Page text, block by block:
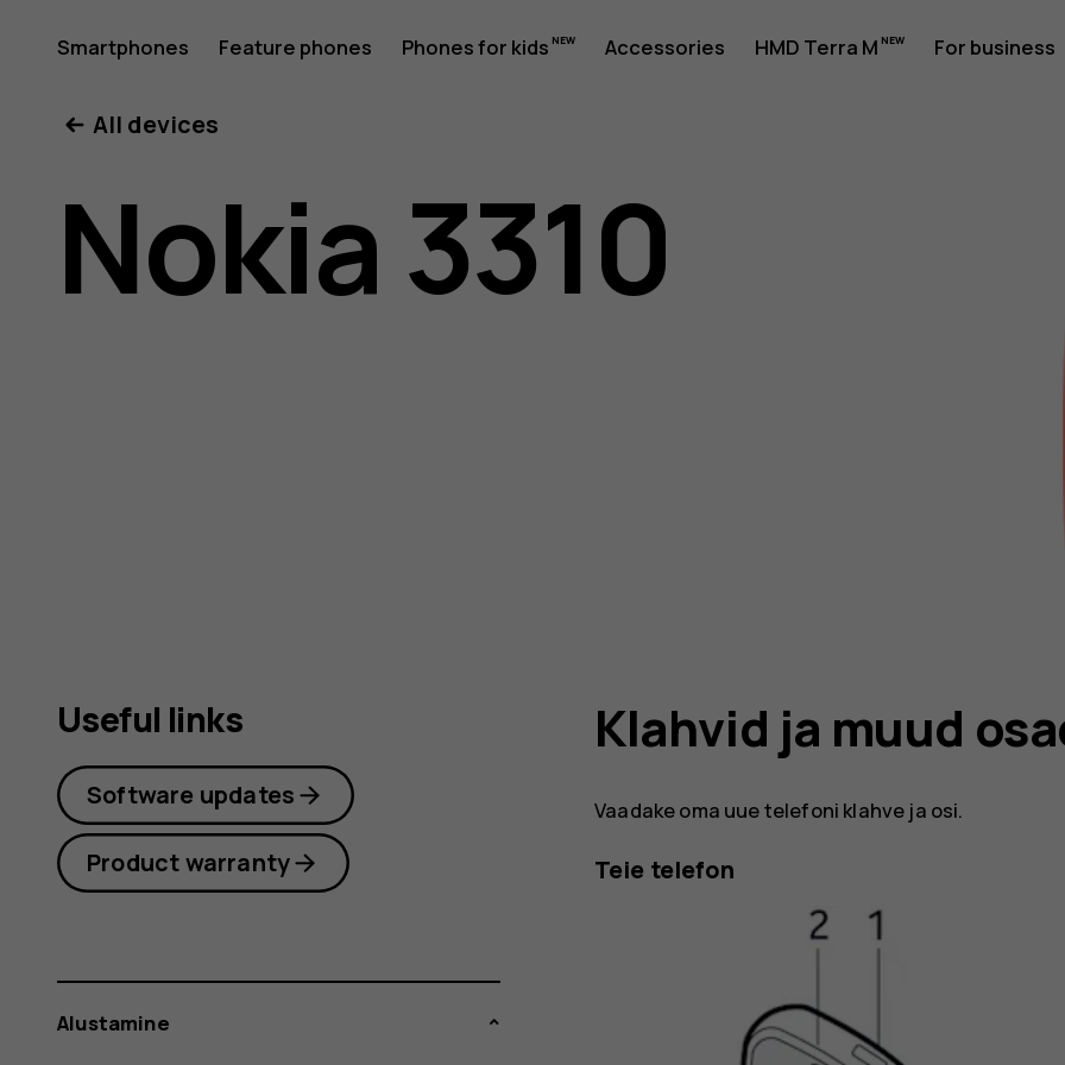
Nokia
3310
user
Smartphones Feature phones Phones for kids Accessories HMD Terra M For business
All devices
Nokia 3310
Klahvid ja muud
Vaadake oma uue telefoni klahve ja osi.
Teie telefon
Useful links
Software updates
Product warranty
Alustamine